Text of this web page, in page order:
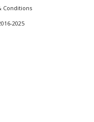
Conditions
2025